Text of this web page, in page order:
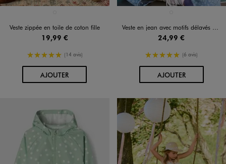
Veste zippée en toile de coton fille
19,99 €
5/5 de moyenne
(14 avis)
AJOUTERAU PANIER
Veste en jean avec motifs délavés fille
24,99 €
5/5 de moyenne
(6 avis)
AJOUTERAU PANIER